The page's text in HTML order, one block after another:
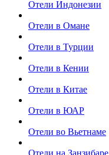
Отели Индонезии
Отели в Омане
Отели в Турции
Отели в Кении
Отели в Китае
Отели в ЮАР
Отели во Вьетнаме
Отели на Занзибаре